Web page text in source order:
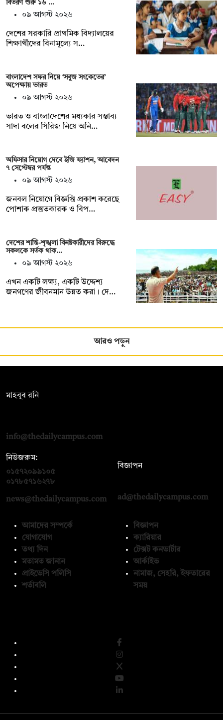
বিতরণ শুরু ১৬ …
০৯ আগস্ট ২০২৬
দেশের সরকারি প্রাথমিক বিদ্যালয়ের
শিক্ষার্থীদের বিনামূল্যে স…
বাংলাদেশ সফর নিয়ে ‘সবুজ সংকেতের’
অপেক্ষায় ভারত
০৯ আগস্ট ২০২৬
ভারত ও বাংলাদেশের মধ্যকার সম্ভাব্য
সাদা বলের সিরিজ নিয়ে অনি…
অফিসার নিয়োগ দেবে ইজি ফ্যাশন, আবেদন
৭ সেপ্টেম্বর পর্যন্ত
০৯ আগস্ট ২০২৬
জনবল নিয়োগে বিজ্ঞপ্তি প্রকাশ করেছে
পোশাক প্রস্তুতকারক ও বিপ…
দেশের শান্তি-শৃঙ্খলা বিনষ্টকারীদের বিরুদ্ধে
সকলকে সর্তক থাক…
০৯ আগস্ট ২০২৬
এখন একটি লক্ষ্য, একটি উদ্দেশ্য
জনগণের জীবনমান উন্নত করা। দে…
আরও পড়ুন
মাহবুব রনি
info@thedailycampus.com
নিউজরুম:
০১৫৭২০৯৯১০৫
০১৭৮৫৭১৬২৭৮
news@thedailycampus.com
বিজ্ঞাপন
ad@thedailycampus.com
আমাদের সম্পর্কে
যোগাযোগ
তথ্য দিন
মতামত জানান
প্রাইভেসি পলিসি
শর্তাবলি
বিজ্ঞাপন
ক্যারিয়ার
টেক্সট কনভার্টার
আর্কাইভ
নামাজ, সেহরি, ইফতারের
সময়